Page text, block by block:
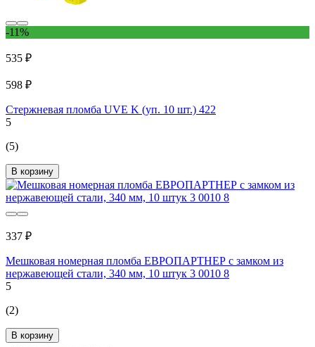
-11%
535 ₽
598 ₽
Стержневая пломба UVE K (уп. 10 шт.) 422
5
(5)
В корзину
337 ₽
Мешковая номерная пломба ЕВРОПАРТНЕР с замком из
нержавеющей стали, 340 мм, 10 штук 3 0010 8
5
(2)
В корзину